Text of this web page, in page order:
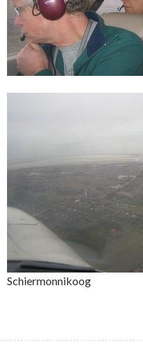
Schiermonnikoog